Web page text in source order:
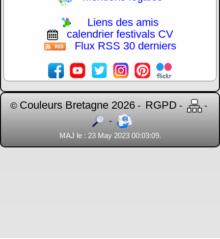
Liens des amis
calendrier festivals CV
Flux RSS 30 derniers
© Couleurs Bretagne 2026 - RGPD -
-
-
MAJ le : 23 May 2023 00:03:09.